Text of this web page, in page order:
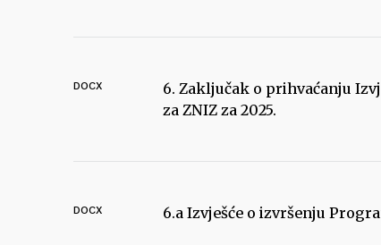
DOCX
6. Zaključak o prihvaćanju
za ZNIZ za 2025.
DOCX 6.a Izvješće o izvršenju